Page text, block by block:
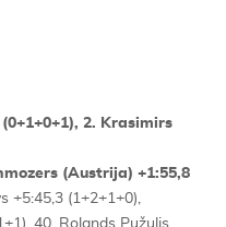
2. Krasimirs
(Austrija) +1:55,8
+5:45,3 (1+2+1+0),